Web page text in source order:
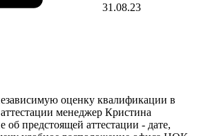
31.08.23
оценку квалификации в
менеджер Кристина
об предстоящей аттестации - дате,